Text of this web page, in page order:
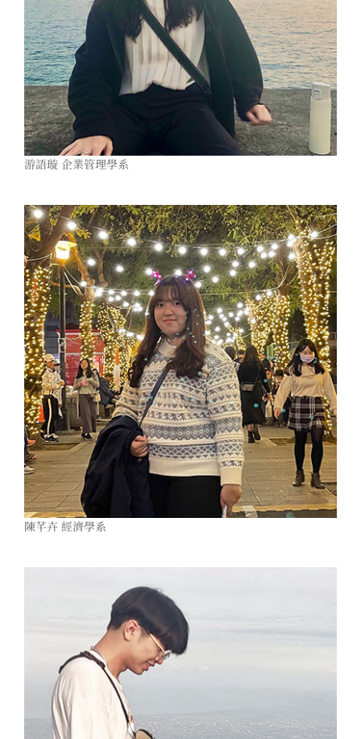
游語璇 企業管理學系
陳芊卉 經濟學系